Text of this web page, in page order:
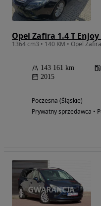
Opel Zafira 1.4 T Enjoy
1364 cm3 • 140 KM • Opel
143 161 km
2015
Poczesna (Śląskie)
Prywatny sprzedawca •